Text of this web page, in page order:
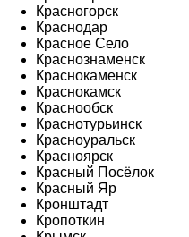
Красногорск
Краснодар
Красное Село
Краснознаменск
Краснокаменск
Краснокамск
Краснообск
Краснотурьинск
Красноуральск
Красноярск
Красный Посёлок
Красный Яр
Кронштадт
Кропоткин